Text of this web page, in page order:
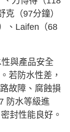
（97分鐘）
、Laifen（68
與產品安全
若防水性差，
故障、腐蝕損
防水等級進
封性能良好。